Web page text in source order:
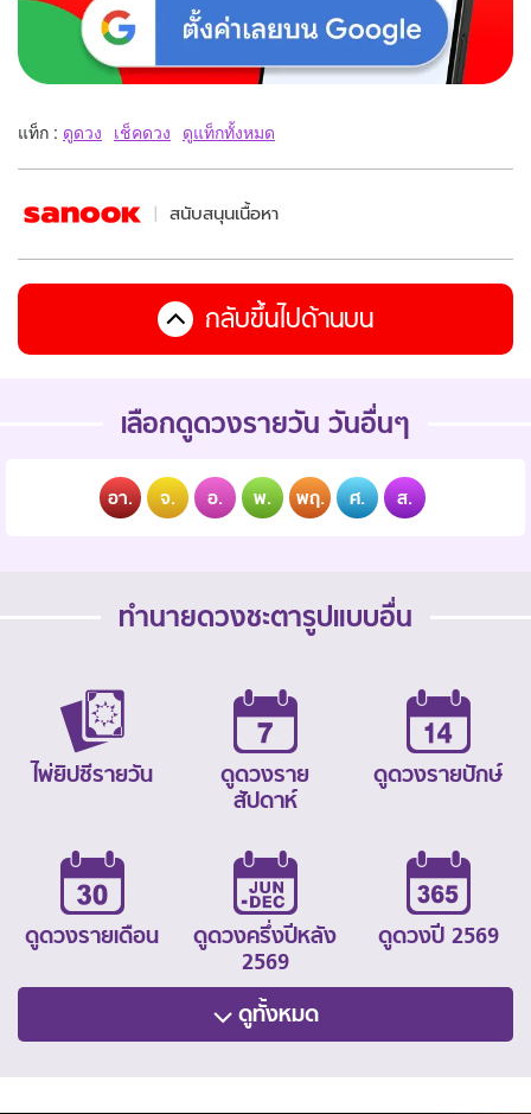
แท็ก : ดูดวง เช็คดวง ดูแท็กทั้งหมด
สนับสนุนเนื้อหา
กลับขึ้นไปด้านบน
เลือกดูดวงรายวัน วันอื่นๆ
อา. จ. อ. พ. พฤ. ศ. ส.
ทำนายดวงชะตารูปแบบอื่น
ไพ่ยิปซีรายวัน
ดูดวงราย
สัปดาห์
ดูดวงรายปักษ์
ดูดวงรายเดือน
ดูดวงครึ่งปีหลัง
2569
ดูดวงปี 2569
ดูทั้งหมด